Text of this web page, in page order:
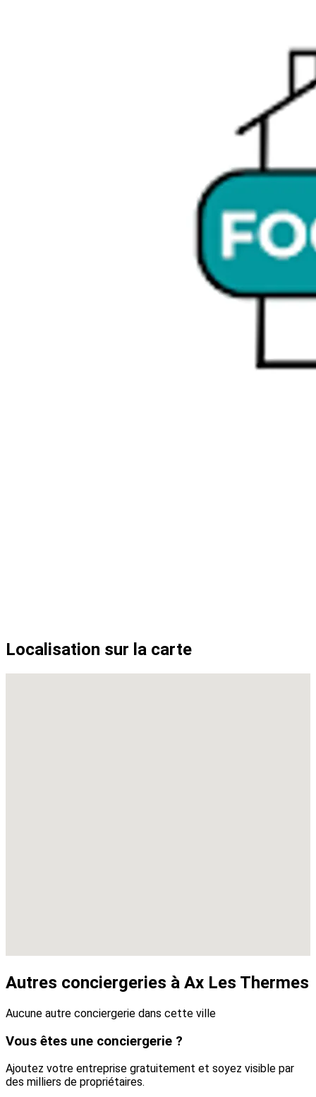
Localisation sur la carte
Autres conciergeries à Ax Les Thermes
Aucune autre conciergerie dans cette ville
Vous êtes une conciergerie ?
Ajoutez votre entreprise gratuitement et soyez visible par
des milliers de propriétaires.